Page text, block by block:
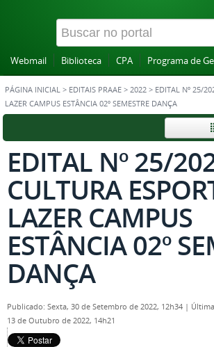
Webmail Biblioteca CPA Programa de
PÁGINA INICIAL > EDITAIS PRAAE > 2022 > EDITAL Nº 25/
LAZER CAMPUS ESTÂNCIA 02º SEMESTRE DANÇA
EDITAL Nº 25/
CULTURA
LAZER CAMPUS
ESTÂNCIA 02º
DANÇA
Publicado: Sexta, 30 de Setembro de 2022, 12h34 |
13 de Outubro de 2022, 14h21